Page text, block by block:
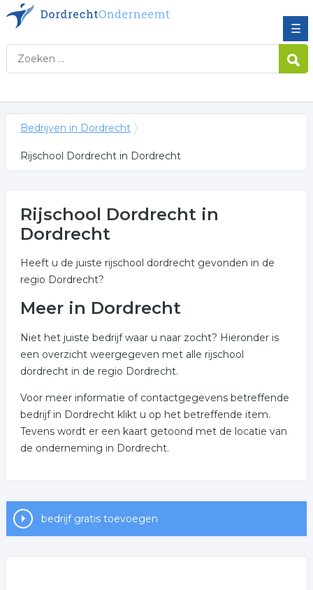
☰
Bedrijven in Dordrecht
Rijschool Dordrecht in Dordrecht
Rijschool Dordrecht in
Dordrecht
Heeft u de juiste rijschool dordrecht gevonden in de
regio Dordrecht?
Meer in Dordrecht
Niet het juiste bedrijf waar u naar zocht? Hieronder is
een overzicht weergegeven met alle rijschool
dordrecht in de regio Dordrecht.
Voor meer informatie of contactgegevens betreffende
bedrijf in Dordrecht klikt u op het betreffende item.
Tevens wordt er een kaart getoond met de locatie van
de onderneming in Dordrecht.
bedrijf gratis toevoegen